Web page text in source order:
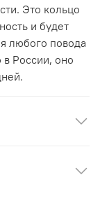
Это кольцо
и будет
любого повода
России, оно